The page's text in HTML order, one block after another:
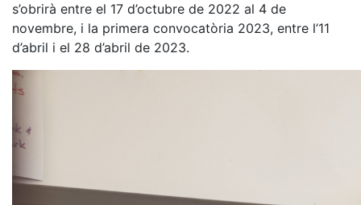
s’obrirà entre el 17 d’octubre de 2022 al 4 de
novembre, i la primera convocatòria 2023, entre l’11
d’abril i el 28 d’abril de 2023.